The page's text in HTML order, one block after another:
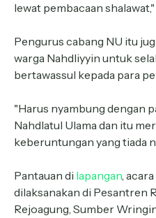
lewat pembacaan shalawat,"
Pengurus cabang NU itu
warga Nahdliyyin untuk
bertawassul kepada para
"Harus nyambung dengan
Nahdlatul Ulama dan itu
keberuntungan yang tiada
Pantauan di lapangan,
dilaksanakan di Pesantren
Rejoagung, Sumber